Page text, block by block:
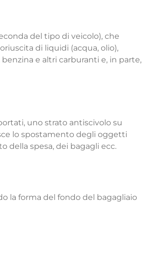
del tipo di veicolo), che
di liquidi (acqua, olio),
e altri carburanti e, in parte,
uno strato antiscivolo su
lo spostamento degli oggetti
della spesa, dei bagagli ecc.
la forma del fondo del bagagliaio